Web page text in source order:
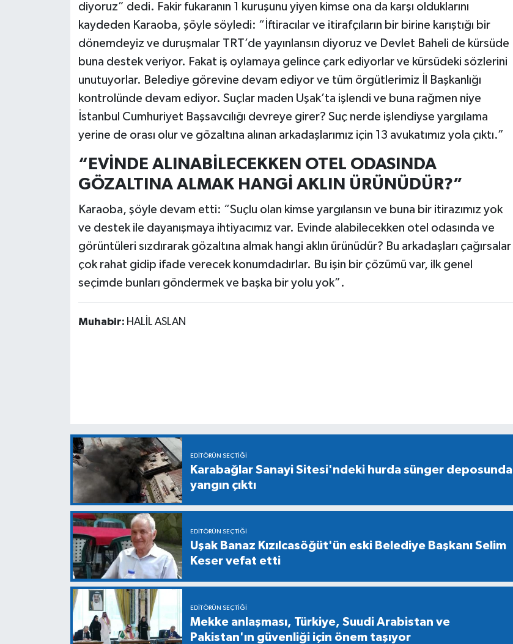
diyoruz” dedi. Fakir fukaranın 1 kuruşunu yiyen kimse ona da karşı olduklarını
kaydeden Karaoba, şöyle söyledi: “İftiracılar ve itirafçıların bir birine karıştığı bir
dönemdeyiz ve duruşmalar TRT’de yayınlansın diyoruz ve Devlet Baheli de kürsüde
buna destek veriyor. Fakat iş oylamaya gelince çark ediyorlar ve kürsüdeki sözlerini
unutuyorlar. Belediye görevine devam ediyor ve tüm örgütlerimiz İl Başkanlığı
kontrolünde devam ediyor. Suçlar maden Uşak’ta işlendi ve buna rağmen niye
İstanbul Cumhuriyet Başsavcılığı devreye girer? Suç nerde işlendiyse yargılama
yerine de orası olur ve gözaltına alınan arkadaşlarımız için 13 avukatımız yola çıktı.”
“EVİNDE ALINABİLECEKKEN OTEL ODASINDA
GÖZALTINA ALMAK HANGİ AKLIN ÜRÜNÜDÜR?”
Karaoba, şöyle devam etti: “Suçlu olan kimse yargılansın ve buna bir itirazımız yok
ve destek ile dayanışmaya ihtiyacımız var. Evinde alabilecekken otel odasında ve
görüntüleri sızdırarak gözaltına almak hangi aklın ürünüdür? Bu arkadaşları çağırsalar
çok rahat gidip ifade verecek konumdadırlar. Bu işin bir çözümü var, ilk genel
seçimde bunları göndermek ve başka bir yolu yok”.
Muhabir: HALİL ASLAN
EDITÖRÜN SEÇTIĞI
Karabağlar Sanayi Sitesi'ndeki hurda sünger deposunda
yangın çıktı
EDITÖRÜN SEÇTIĞI
Uşak Banaz Kızılcasöğüt'ün eski Belediye Başkanı Selim
Keser vefat etti
EDITÖRÜN SEÇTIĞI
Mekke anlaşması, Türkiye, Suudi Arabistan ve
Pakistan'ın güvenliği için önem taşıyor